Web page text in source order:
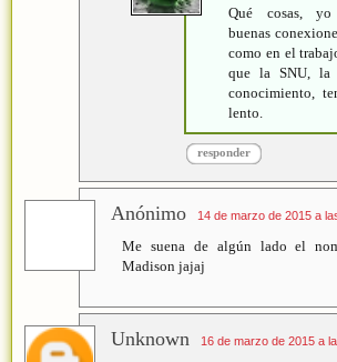
Qué cosas,
buenas
como en el
que la SNU, la
conocimiento,
lento.
responder
Anónimo 14 de marzo de 2015 a
Me suena de algún lado el
Madison jajaj
Unknown 16 de marzo de 2015 a